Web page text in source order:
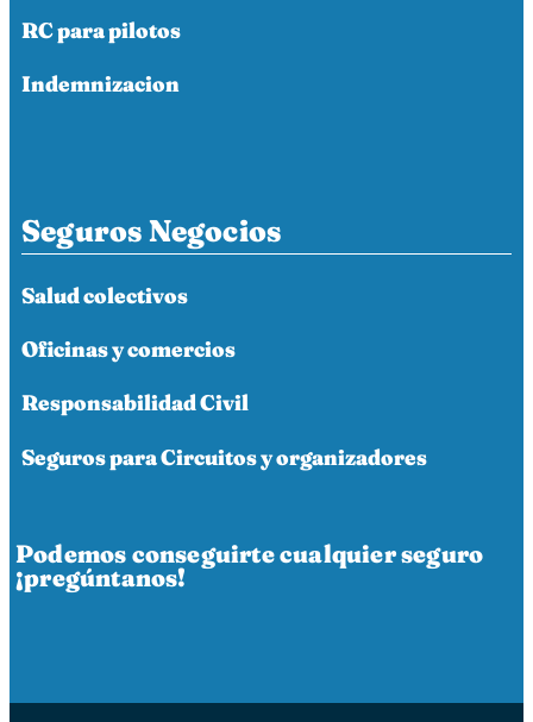
RC para pilotos
Indemnizacion
Seguros Negocios
Salud colectivos
Oficinas y comercios
Responsabilidad Civil
Seguros para Circuitos y organizadores
Podemos conseguirte cualquier seguro
¡pregúntanos!